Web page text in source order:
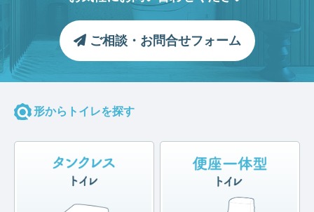
ご相談・お問合せフォーム
形からトイレを探す